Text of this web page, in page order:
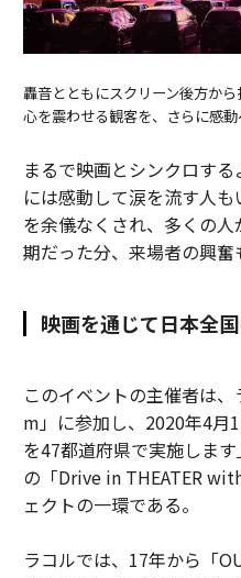
轟音とともにスクリーン後方か
心を震わせる観客を、さらに感動
まるで映画とシンクロす
には感動して涙を流す人
を余儀なくされ、多くの
期だった分、来場者の興奮
映画を通じて日本全
このイベントの主催者は
m」に参加し、2020年4月
を47都道府県で実施しま
の「Drive in THEATER
ェクトの一環である。
ラコルでは、17年から「